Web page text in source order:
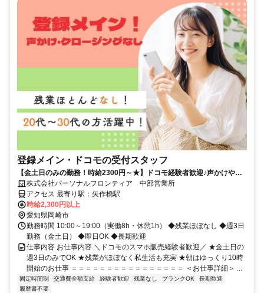
登録メイン・ドコモの受付スタッフ
【金土日のみの勤務！時給2300円～★】ドコモ経験者歓迎♪声かけやク
ロージングはナシ！
株式会社パーソナルフロンティア 中部営業所
アクセス 最寄り駅：矢作橋駅
時給2,300円以上
愛知県岡崎市
勤務時間 10:00～19:00（実働8h・休憩1h） ◆残業ほぼなし ◆週3日
勤務（金土日） ◆即日OK ◆長期歓迎
仕事内容 お仕事内容 ＼ドコモのスマホ販売経験者歓迎／ ★金土日の
週3日のみでOK ★残業がほぼなく私生活も充実 ★朝はゆっくり10時
開始のお仕事 ＝＝＝＝＝＝＝＝＝＝＝＝＝＝＝＝ ＜お仕事詳細＞ ...
固定時間制 交通費全額支給 経験者歓迎 残業なし ブランクOK
長期歓迎
履歴書不要